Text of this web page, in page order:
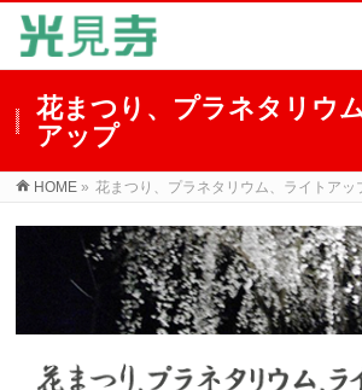
花まつり、プラネタリウ
アップ
HOME » 花まつり、プラネタリウム、ライトアッ